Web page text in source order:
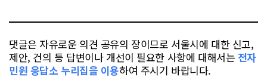
댓글은 자유로운 의견 공유의 장이므로 서울시에 대한 신고,
제안, 건의 등 답변이나 개선이 필요한 사항에 대해서는 전자
민원 응답소 누리집을 이용하여 주시기 바랍니다.